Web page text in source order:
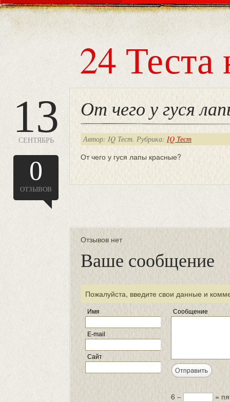
24 Теста
13
СЕНТЯБРЬ
0
ОТЗЫВОВ
От чего у гуся
Автор: IQ Тест. Рубрика: IQ Тест
От чего у гуся лапы красные?
Отзывов нет
Ваше сообщение
Пожалуйста, введите свои данные и
Имя
E-mail
Сайт
Сообщение
6 − =